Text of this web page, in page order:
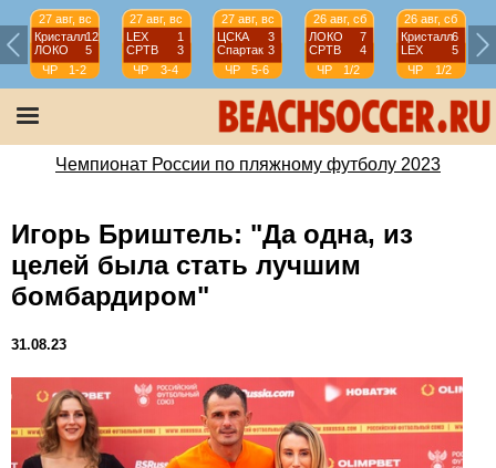
27 авг, вс
Кристалл12
ЛОКО
5
ЧР
1-2
27 авг, вс
LEX
1
СРТВ
3
ЧР
3-4
27 авг, вс
ЦСКА
3
Спартак 3
ЧР
5-6
26 авг, сб
ЛОКО
7
СРТВ
4
ЧР
1/2
26 авг, сб
Кристалл6
LEX
5
ЧР
1/2
Чемпионат России по пляжному футболу 2023
Игорь Бриштель: "Да одна, из
целей была стать лучшим
бомбардиром"
31.08.23